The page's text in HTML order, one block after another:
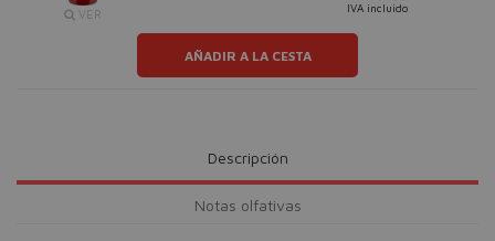
VER
IVA incluido
AÑADIR A LA CESTA
Descripción
Notas olfativas